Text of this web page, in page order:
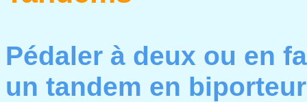
Pédaler à deux ou en
un tandem en